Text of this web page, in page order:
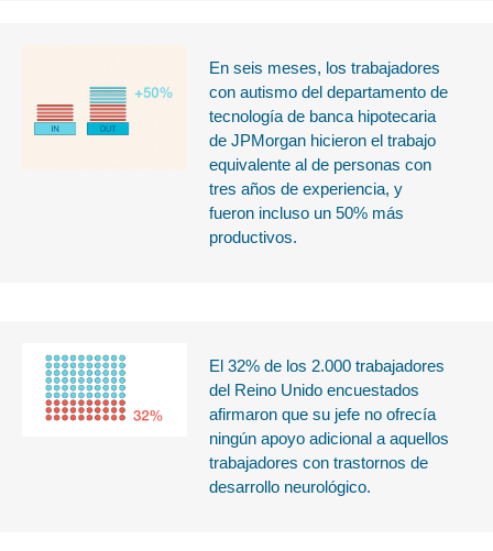
En seis meses, los trabajadores
con autismo del departamento de
tecnología de banca hipotecaria
de JPMorgan hicieron el trabajo
equivalente al de personas con
tres años de experiencia, y
fueron incluso un 50% más
productivos.
El 32% de los 2.000 trabajadores
del Reino Unido encuestados
afirmaron que su jefe no ofrecía
ningún apoyo adicional a aquellos
trabajadores con trastornos de
desarrollo neurológico.